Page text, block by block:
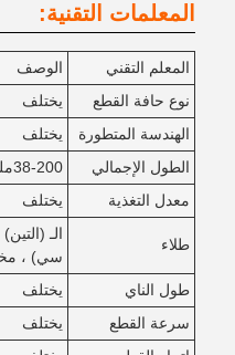
المعلمات التقنية:
المعلم التقني
الوصف
نوع حافة القطع
يختلف
الهندسة المتطورة
يختلف
الطول الإجمالي
38-200ملم
معدل التغذية
يختلف
طلاء
الـ
سي) ،
طول الناي
يختلف
سرعة القطع
يختلف